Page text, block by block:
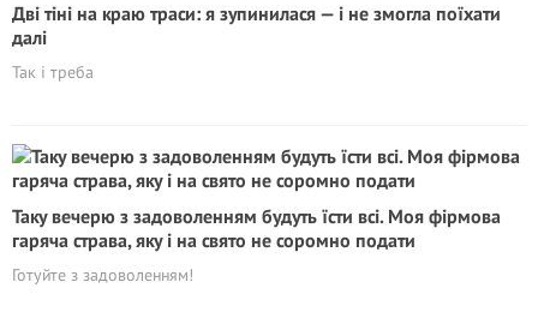
Дві тіні на краю траси: я зупинилася — і не змогла поїхати
далі
Так і треба
Таку вечерю з задоволенням будуть їсти всі. Моя фірмова
гаряча страва, яку і на свято не соромно подати
Готуйте з задоволенням!